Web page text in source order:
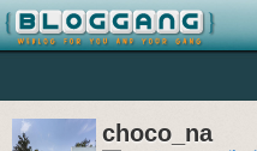
choco_na